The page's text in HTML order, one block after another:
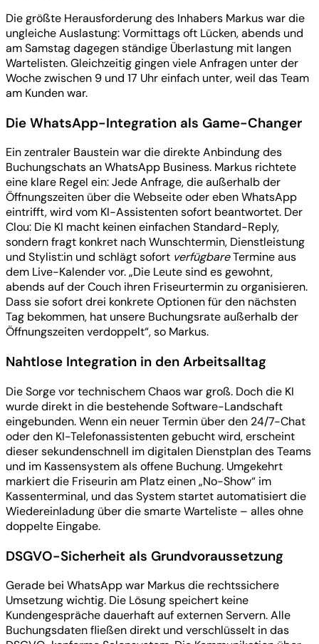
Die größte Herausforderung des Inhabers Markus war die
ungleiche Auslastung: Vormittags oft Lücken, abends und
am Samstag dagegen ständige Überlastung mit langen
Wartelisten. Gleichzeitig gingen viele Anfragen unter der
Woche zwischen 9 und 17 Uhr einfach unter, weil das Team
am Kunden war.
Die WhatsApp-Integration als Game-Changer
Ein zentraler Baustein war die direkte Anbindung des
Buchungschats an WhatsApp Business. Markus richtete
eine klare Regel ein: Jede Anfrage, die außerhalb der
Öffnungszeiten über die Webseite oder eben WhatsApp
eintrifft, wird vom KI-Assistenten sofort beantwortet. Der
Clou: Die KI macht keinen einfachen Standard-Reply,
sondern fragt konkret nach Wunschtermin, Dienstleistung
und Stylist:in und schlägt sofort verfügbareTermine aus
dem Live-Kalender vor. „Die Leute sind es gewohnt,
abends auf der Couch ihren Friseurtermin zu organisieren.
Dass sie sofort drei konkrete Optionen für den nächsten
Tag bekommen, hat unsere Buchungsrate außerhalb der
Öffnungszeiten verdoppelt“, so Markus.
Nahtlose Integration in den Arbeitsalltag
Die Sorge vor technischem Chaos war groß. Doch die KI
wurde direkt in die bestehende Software-Landschaft
eingebunden. Wenn ein neuer Termin über den 24/7-Chat
oder den KI-Telefonassistenten gebucht wird, erscheint
dieser sekundenschnell im digitalen Dienstplan des Teams
und im Kassensystem als offene Buchung. Umgekehrt
markiert die Friseurin am Platz einen „No-Show“ im
Kassenterminal, und das System startet automatisiert die
Wiedereinladung über die smarte Warteliste – alles ohne
doppelte Eingabe.
DSGVO-Sicherheit als Grundvoraussetzung
Gerade bei WhatsApp war Markus die rechtssichere
Umsetzung wichtig. Die Lösung speichert keine
Kundengespräche dauerhaft auf externen Servern. Alle
Buchungsdaten fließen direkt und verschlüsselt in das